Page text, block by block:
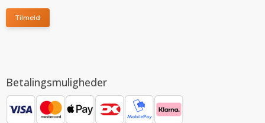
Tilmeld
Betalingsmuligheder